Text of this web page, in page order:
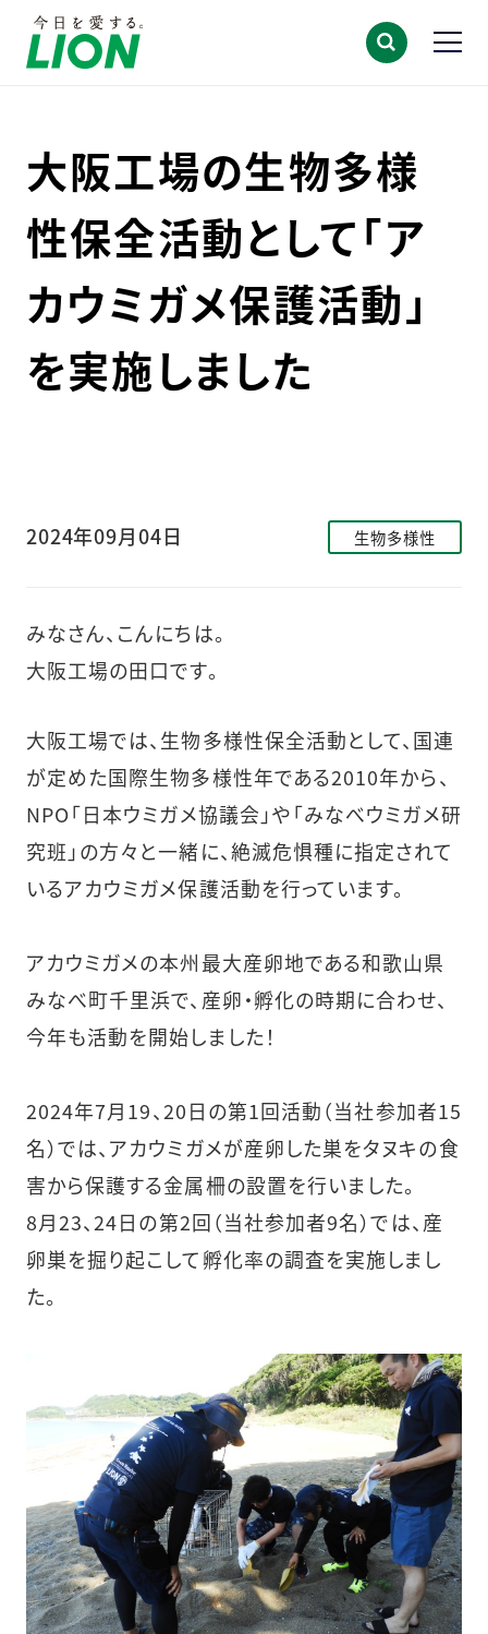
大阪工場の生物多様
性保全活動として「ア
カウミガメ保護活動」
を実施しました
2024年09月04日 生物多様性
みなさん、こんにちは。
大阪工場の田口です。
大阪工場では、生物多様性保全活動として、国連
が定めた国際生物多様性年である2010年から、
NPO「日本ウミガメ協議会」や「みなべウミガメ研
究班」の方々と一緒に、絶滅危惧種に指定されて
いるアカウミガメ保護活動を行っています。
アカウミガメの本州最大産卵地である和歌山県
みなべ町千里浜で、産卵・孵化の時期に合わせ、
今年も活動を開始しました！
2024年7月19、20日の第1回活動（当社参加者15
名）では、アカウミガメが産卵した巣をタヌキの食
害から保護する金属柵の設置を行いました。
8月23、24日の第2回（当社参加者9名）では、産
卵巣を掘り起こして孵化率の調査を実施しまし
た。